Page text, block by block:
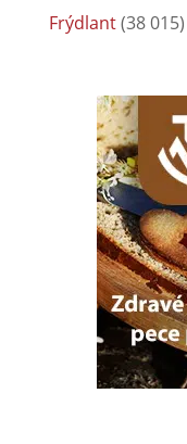
Frýdlant(38 015)